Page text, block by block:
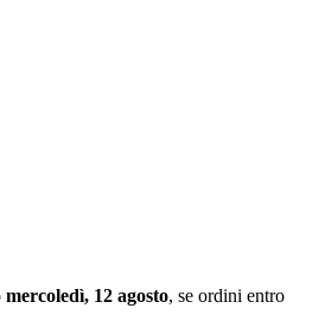
12 agosto, se ordini entro